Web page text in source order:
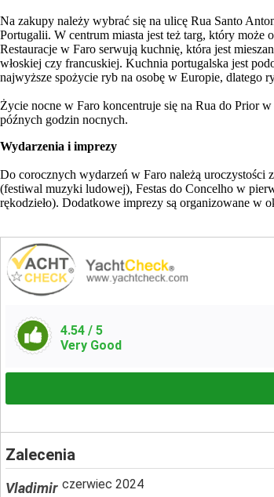
Na zakupy należy wybrać się na ulicę Rua Santo
Portugalii. W centrum miasta jest też targ, który może
Restauracje w Faro serwują kuchnię, która jest
włoskiej czy francuskiej. Kuchnia portugalska jest
najwyższe spożycie ryb na osobę w Europie, dlatego
Życie nocne w Faro koncentruje się na Rua do Prior
późnych godzin nocnych.
Wydarzenia i imprezy
Do corocznych wydarzeń w Faro należą
(festiwal muzyki ludowej), Festas do Concelho w
rękodzieło). Dodatkowe imprezy są organizowane w
4.54 / 5
Very Good
Zalecenia
Vladimir czerwiec 2024